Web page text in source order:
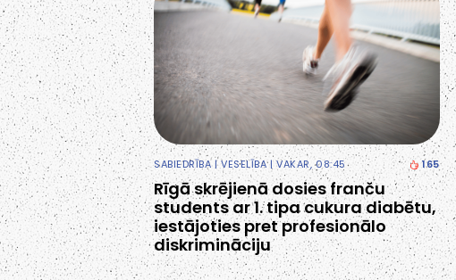
SABIEDRĪBA|VESELĪBA| VAKAR, 08:45 165
Rīgā skrējienā dosies franču
students ar 1. tipa cukura diabētu,
iestājoties pret profesionālo
diskrimināciju